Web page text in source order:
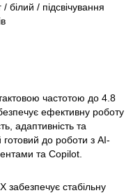
/ підсвічування
частотою до 4.8
ефективну роботу
адаптивність та
готовий до роботи з AI-
та Copilot.
забезпечує стабільну